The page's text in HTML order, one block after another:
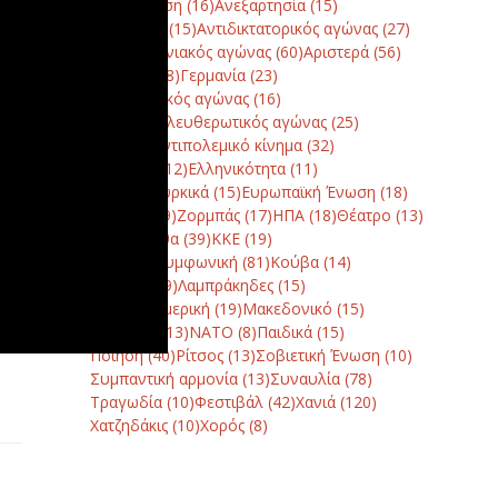
Αναγόρευση (16)Ανεξαρτησία(15)
(15)Αντιδικτατορικός αγώνας(27)
Αντιμνημονιακός αγώνας(60)Αριστερά(56)
(48)Γερμανία(23)
Δημοκρατικός αγώνας(16)
Εθνικοαπελευθερωτικός αγώνας(25)
Ειρήνη - αντιπολεμικό κίνημα(32)
(12)Ελληνικότητα(11)
Ελληνοτουρκικά(15)Ευρωπαϊκή Ένωση (18)
(9)Ζορμπάς(17)ΗΠΑ(18)Θέατρο (13)
ΚΑΠ - Σπίθα(39)ΚΚΕ(19)
Κλασική-Συμφωνική (81)Κούβα(14)
(19)Λαμπράκηδες(15)
Λατινική Αμερική (19)Μακεδονικό (15)
(13)ΝΑΤΟ (8)Παιδικά(15)
Ποίηση(40)Ρίτσος(13)Σοβιετική Ένωση (10)
Συμπαντική αρμονία(13)Συναυλία(78)
Τραγωδία(10)Φεστιβάλ(42)Χανιά(120)
Χατζηδάκις(10)Χορός(8)